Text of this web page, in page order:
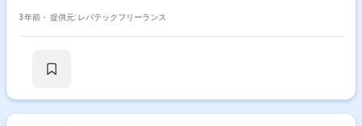
3年前・ 提供元: レバテックフリーランス